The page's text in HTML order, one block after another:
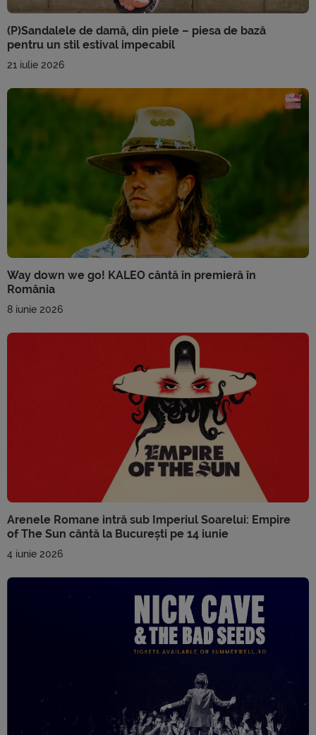
(P)Sandalele de damă, din piele – piesa de bază
pentru un stil estival impecabil
21 iulie 2026
Way down we go! KALEO cântă în premieră în
România
8 iunie 2026
Arenele Romane intră sub Imperiul Soarelui: Empire
of The Sun cântă la București pe 14 iunie
4 iunie 2026